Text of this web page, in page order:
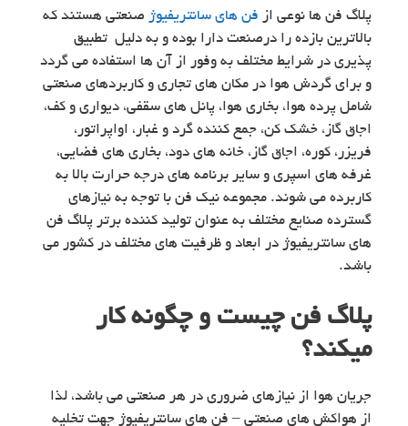
پلاگ فن ها نوعی از فن های سانتریفیوژ صنعتی هستند که
بالاترین بازده را درصنعت دارا بوده و به دلیل تطبیق
پذیری در شرایط مختلف به وفور از آن ها استفاده می گردد
و برای گردش هوا در مکان های تجاری و کاربردهای صنعتی
شامل پرده هوا، بخاری هوا، پانل های سقفی، دیواری و کف،
اجاق گاز، خشک کن، جمع کننده گرد و غبار، اواپراتور،
فریزر، کوره، اجاق گاز، خانه های دود، بخاری های فضایی،
غرفه های اسپری و سایر برنامه های درجه حرارت بالا به
کاربرده می شوند. مجموعه نیک فن با توجه به نیازهای
گسترده صنایع مختلف به عنوان تولید کننده برتر پلاگ فن
های سانتریفیوژ در ابعاد و ظرفیت های مختلف در کشور می
باشد.
پلاگ فن چیست و چگونه کار
میکند؟
جریان هوا از نیازهای ضروری در هر صنعتی می باشد، لذا
از هواکش های صنعتی – فن های سانتریفیوژ جهت تخلیه